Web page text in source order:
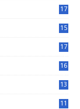
17
15
17
16
13
11